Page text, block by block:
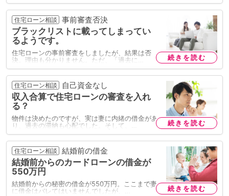
住宅ローン相談 事前審査否決
ブラックリストに載ってしまってい
るようです。
住宅ローンの事前審査をしましたが、結果は否
決。理由も分かりません。ただ、「過去に…
続きを読む
住宅ローン相談 自己資金なし
収入合算で住宅ローンの審査を入れ
る？
物件は決めたのですが、実は妻に内緒の借金があ
り、過去の滞納も心配でした。そして、…
続きを読む
住宅ローン相談 結婚前の借金
結婚前からのカードローンの借金が
550万円
結婚前からの秘密の借金が550万円。ここまで妻
に借金はバレてはいませんでしたが、…
続きを読む